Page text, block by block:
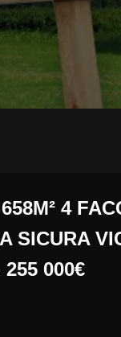
4
SICURA
000€